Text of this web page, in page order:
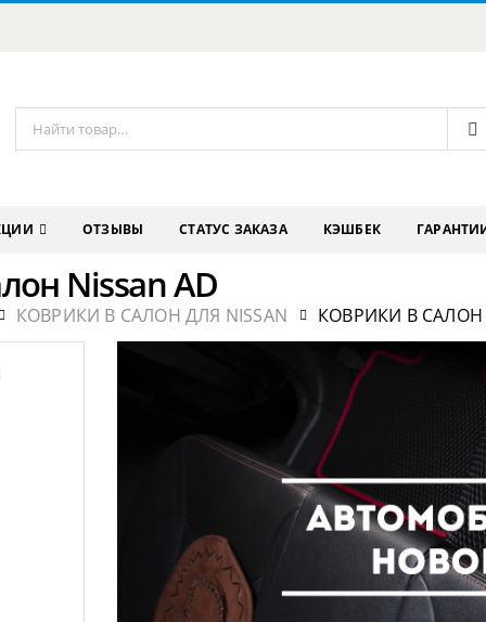
ОТЗЫВЫ СТАТУС ЗАКАЗА КЭШБЕК
Nissan AD
КОВРИКИ В САЛОН ДЛЯ NISSAN КОВРИКИ В САЛОН